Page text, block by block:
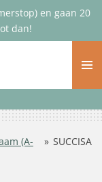
en gaan 20
dan!
(A-
» SUCCISA